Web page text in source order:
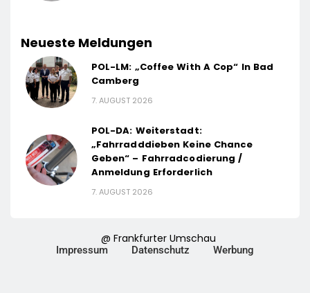
Neueste Meldungen
POL-LM: „Coffee With A Cop“ In Bad
Camberg
7. AUGUST 2026
POL-DA: Weiterstadt:
„Fahrradddieben Keine Chance
Geben“ – Fahrradcodierung /
Anmeldung Erforderlich
7. AUGUST 2026
@ Frankfurter Umschau
Impressum Datenschutz Werbung